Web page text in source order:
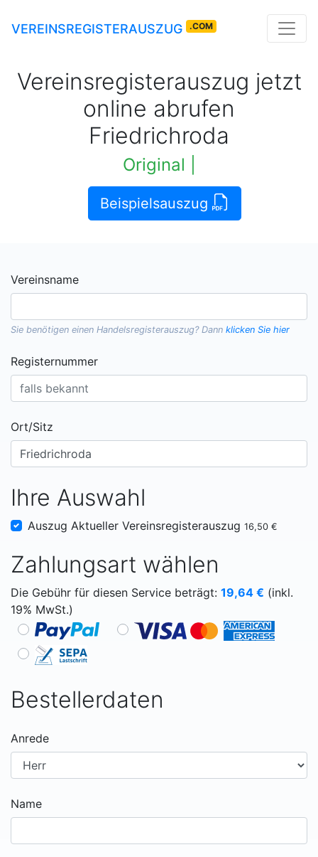
VEREINSREGISTERAUSZUG .COM
Vereinsregisterauszug jetzt
online abrufen
Friedrichroda
Original rechtskräftige
Beispielsauszug
Vereinsname
Sie benötigen einen Handelsregisterauszug? Dann klicken Sie hier
Registernummer
Ort/Sitz
Ihre Auswahl
Auszug Aktueller Vereinsregisterauszug 16,50 €
Zahlungsart wählen
Die Gebühr für diesen Service beträgt: 19,64 € (inkl.
19% MwSt.)
Bestellerdaten
Anrede
Name